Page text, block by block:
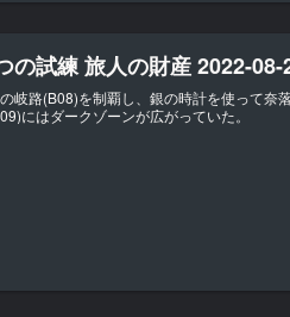
の試練 旅人の財産 2022-08-
岐路(B08)を制覇し、銀の時計を使って奈
にはダークゾーンが広がっていた。